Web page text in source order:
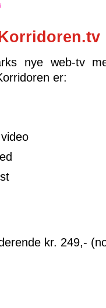
nye web-tv
er:
kr. 249,-